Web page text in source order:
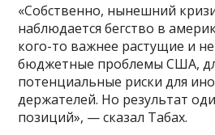
«Собственно, нынешний
наблюдается бегство в
кого-то важнее растущие и
бюджетные проблемы США,
потенциальные риски для
держателей. Но результат
позиций», — сказал Табах.